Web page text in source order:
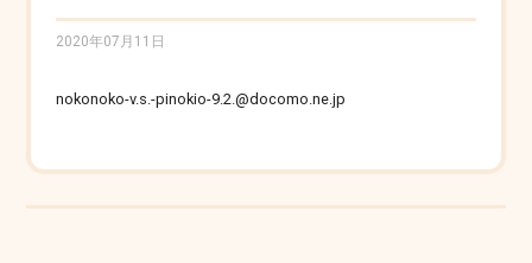
2020年07月11日
nokonoko-v.s.-pinokio-9.2.@docomo.ne.jp